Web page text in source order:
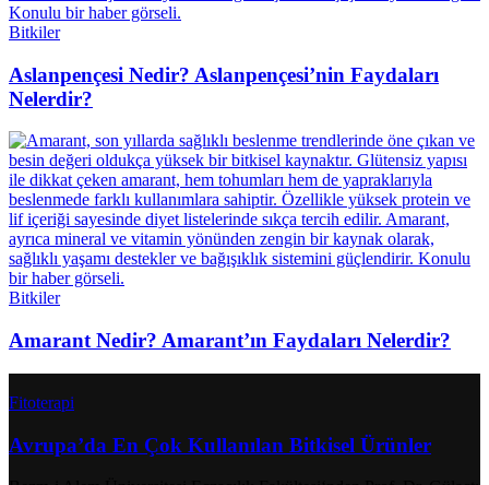
Bitkiler
Aslanpençesi Nedir? Aslanpençesi’nin Faydaları
Nelerdir?
Bitkiler
Amarant Nedir? Amarant’ın Faydaları Nelerdir?
Fitoterapi
Avrupa’da En Çok Kullanılan Bitkisel Ürünler